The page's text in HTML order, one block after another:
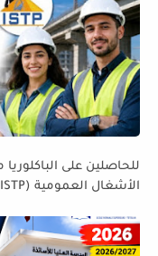
للحاصلين على
الأشغال العمومية (ISTP) 2026/2027